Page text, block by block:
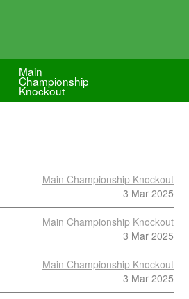
Main
Championship
Knockout
Main Championship Knockout
3 Mar 2025
Main Championship Knockout
3 Mar 2025
Main Championship Knockout
3 Mar 2025